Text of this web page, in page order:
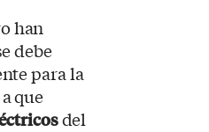
han
debe
para la
que
del